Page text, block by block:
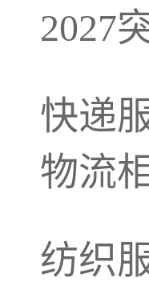
2027
快递
物流
纺织